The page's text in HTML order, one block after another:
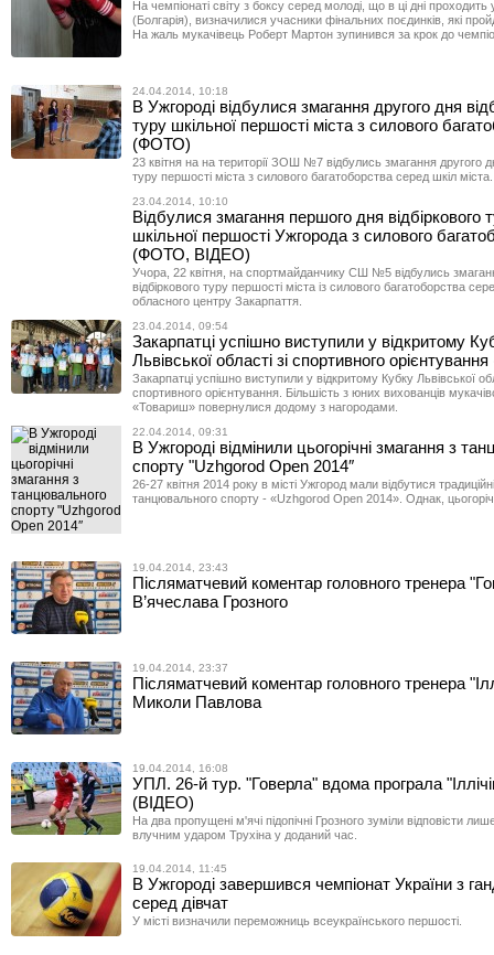
На чемпіонаті світу з боксу серед молоді, що в ці дні проходить
(Болгарія), визначилися учасники фінальних поєдинків, які
На жаль мукачівець Роберт Мартон зупинився за крок до
24.04.2014, 10:18
В Ужгороді відбулися змагання другого дня
туру шкільної першості міста з силового
(ФОТО)
23 квітня на на території ЗОШ №7 відбулись змагання другого
туру першості міста з силового багатоборства серед шкіл міста.
23.04.2014, 10:10
Відбулися змагання першого дня відбіркового
шкільної першості Ужгорода з силового
(ФОТО, ВІДЕО)
Учора, 22 квітня, на спортмайданчику СШ №5 відбулись
відбіркового туру першості міста із силового багатоборства
обласного центру Закарпаття.
23.04.2014, 09:54
Закарпатці успішно виступили у відкритому
Львівської області зі спортивного
Закарпатці успішно виступили у відкритому Кубку Львівської
спортивного орієнтування. Більшість з юних вихованців
«Товариш» повернулися додому з нагородами.
22.04.2014, 09:31
В Ужгороді відмінили цьогорічні змагання з
спорту "Uzhgorod Open 2014″
26-27 квітня 2014 року в місті Ужгород мали відбутися
танцювального спорту - «Uzhgorod Open 2014». Однак,
19.04.2014, 23:43
Післяматчевий коментар головного тренера
В’ячеслава Грозного
19.04.2014, 23:37
Післяматчевий коментар головного тренера
Миколи Павлова
19.04.2014, 16:08
УПЛ. 26-й тур. "Говерла" вдома програла
(ВІДЕО)
На два пропущені м'ячі підопічні Грозного зуміли відповісти
влучним ударом Трухіна у доданий час.
19.04.2014, 11:45
В Ужгороді завершився чемпіонат України з
серед дівчат
У місті визначили переможниць всеукраїнського першості.